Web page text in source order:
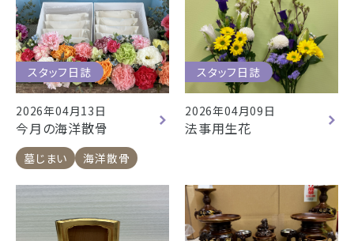
スタッフ日誌
2026年04月13日
今月の海洋散骨
墓じまい 海洋散骨
スタッフ日誌
2026年04月09日
法事用生花